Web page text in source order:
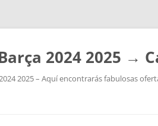
2024 2025 →
2025 – Aquí encontrarás fabulosas